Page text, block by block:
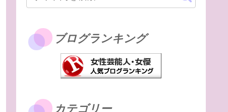
ブログランキング
カテゴリー